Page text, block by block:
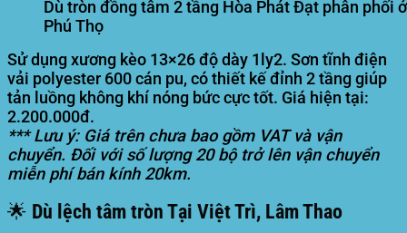
Dù tròn đồng tâm 2 tầng Hòa Phát Đạt phân phối ở
Phú Thọ
Sử dụng xương kèo 13×26 độ dày 1ly2. Sơn tĩnh điện
vải polyester 600 cán pu, có thiết kế đỉnh 2 tầng giúp
tản luồng không khí nóng bức cực tốt. Giá hiện tại:
2.200.000đ.
*** Lưu ý: Giá trên chưa bao gồm VAT và vận
chuyển. Đối với số lượng 20 bộ trở lên vận chuyển
miễn phí bán kính 20km.
🌟 Dù lệch tâm tròn Tại Việt Trì, Lâm Thao